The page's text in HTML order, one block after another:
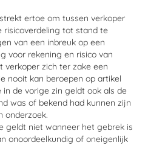
ertoe om tussen verkoper
risicoverdeling tot stand te
van een inbreuk op een
voor rekening en risico van
verkoper zich ter zake een
nooit kan beroepen op artikel
in de vorige zin geldt ook als de
was of bekend had kunnen zijn
onderzoek.
geldt niet wanneer het gebrek is
onoordeelkundig of oneigenlijk